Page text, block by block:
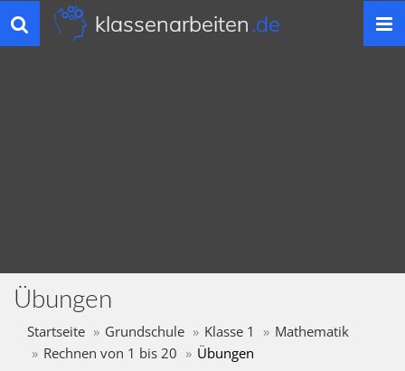
Toggle
navigation
klassenarbeiten.de
Übungen
Startseite Grundschule Klasse 1
Mathematik
Rechnen von 1 bis 20
Übungen